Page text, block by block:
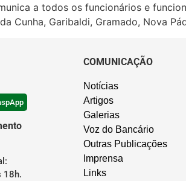
a todos os funcionários e
Cunha, Garibaldi, Gramado, Nova
18h.
COMUNICAÇÃO
Notícias
Artigos
Galerias
Voz do Bancário
Outras Publicações
Imprensa
Links